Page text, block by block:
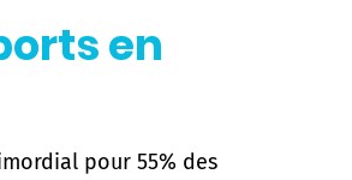
en
pour 55% des